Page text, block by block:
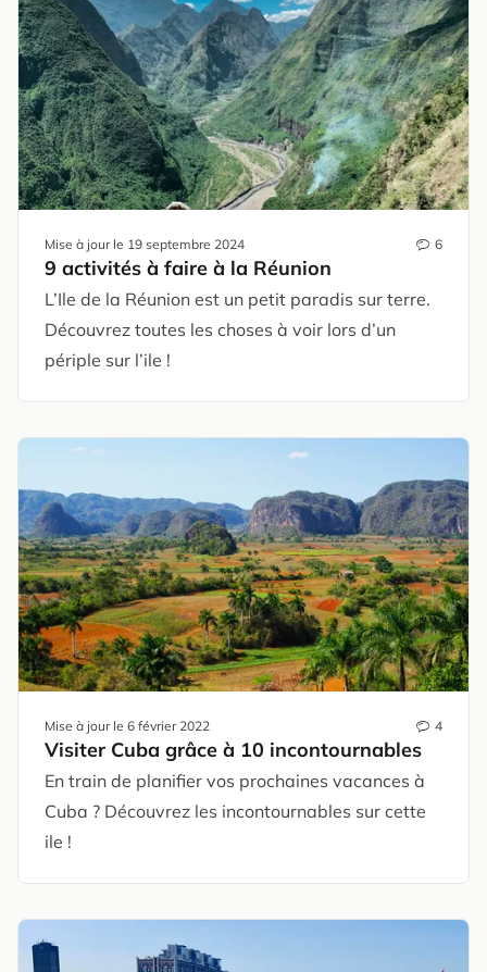
Mise à jour le 19 septembre 2024 6
9 activités à faire à la Réunion
L’Ile de la Réunion est un petit paradis sur terre.
Découvrez toutes les choses à voir lors d’un
périple sur l’ile !
Mise à jour le 6 février 2022 4
Visiter Cuba grâce à 10 incontournables
En train de planifier vos prochaines vacances à
Cuba ? Découvrez les incontournables sur cette
ile !